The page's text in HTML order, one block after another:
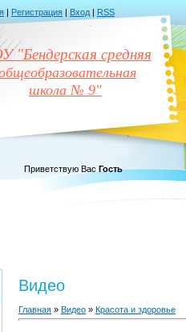
| Регистрация | Вход | RSS
"Бендерская средняя
школа № 9"
Приветствую Вас Гость
Видео
Главная » Видео » Красота и здоровье